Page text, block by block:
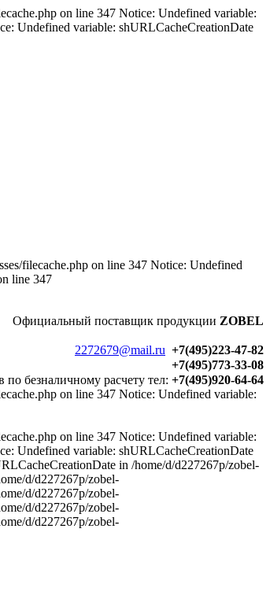
on line 347 Notice: Undefined variable:
Undefined variable: shURLCacheCreationDate
filecache.php on line 347 Notice: Undefined
line 347
Официальный поставщик продукции ZOBEL
2272679@mail.ru +7(495)223-47-82
+7(495)773-33-08
безналичному расчету тел: +7(495)920-64-64
on line 347 Notice: Undefined variable:
on line 347 Notice: Undefined variable:
Undefined variable: shURLCacheCreationDate
in /home/d/d227267p/zobel-
d/d227267p/zobel-
d/d227267p/zobel-
d/d227267p/zobel-
d/d227267p/zobel-